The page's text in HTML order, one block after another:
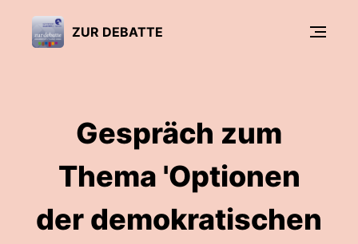
ZUR DEBATTE
Gespräch zum
Thema 'Optionen
der demokratischen